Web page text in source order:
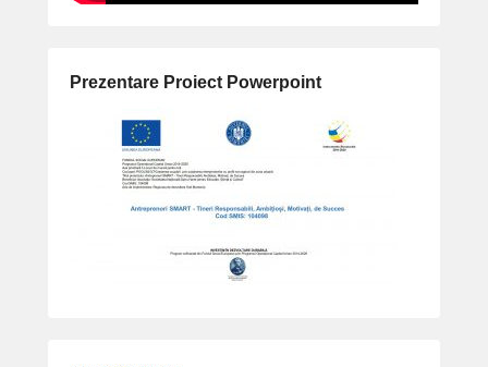
Prezentare Proiect Powerpoint